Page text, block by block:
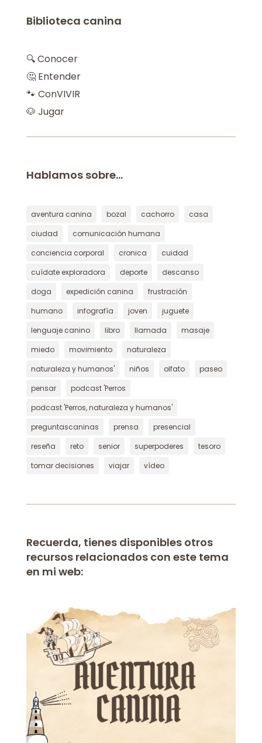
Biblioteca canina
🔍 Conocer
🤔 Entender
🐾 ConVIVIR
🐶 Jugar
Hablamos sobre…
aventura canina bozal cachorro
casa
ciudad
comunicación humana
conciencia corporal
cronica
cuidad
cuídate exploradora
deporte
descanso
doga
expedición canina
frustración
humano
infografía joven
juguete
lenguaje canino
libro llamada
masaje
miedo
movimiento
naturaleza
naturaleza y humanos'
niños olfato
paseo
pensar
podcast 'Perros
podcast 'Perros, naturaleza y humanos'
preguntascaninas
prensa
presencial
reseña
reto senior superpoderes
tesoro
tomar decisiones
viajar vídeo
Recuerda, tienes disponibles otros
recursos relacionados con este tema
en mi web: